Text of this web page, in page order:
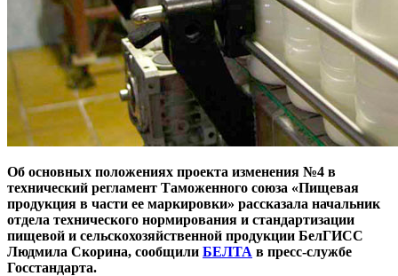
Об основных положениях проекта изменения №4 в
технический регламент Таможенного союза «Пищевая
продукция в части ее маркировки» рассказала начальник
отдела технического нормирования и стандартизации
пищевой и сельскохозяйственной продукции БелГИСС
Людмила Скорина, сообщили БЕЛТА в пресс-службе
Госстандарта.